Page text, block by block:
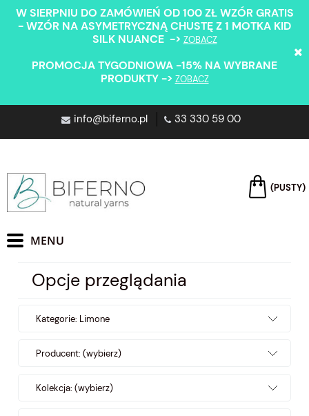
W SIERPNIU DO ZAMÓWIEŃ OD 100 ZŁ WZÓR GRATIS
- WZÓR NA ASYMETRYCZNĄ CHUSTĘ Z 1 MOTKA KID
SILK NUANCE -> ZOBACZ
PROMOCJA TYGODNIOWA -15% NA WYBRANE
PRODUKTY -> ZOBACZ
info@biferno.pl 33 330 59 00
(PUSTY)
Opcje przeglądania
Kategorie: Limone
Producent: (wybierz)
Kolekcja: (wybierz)